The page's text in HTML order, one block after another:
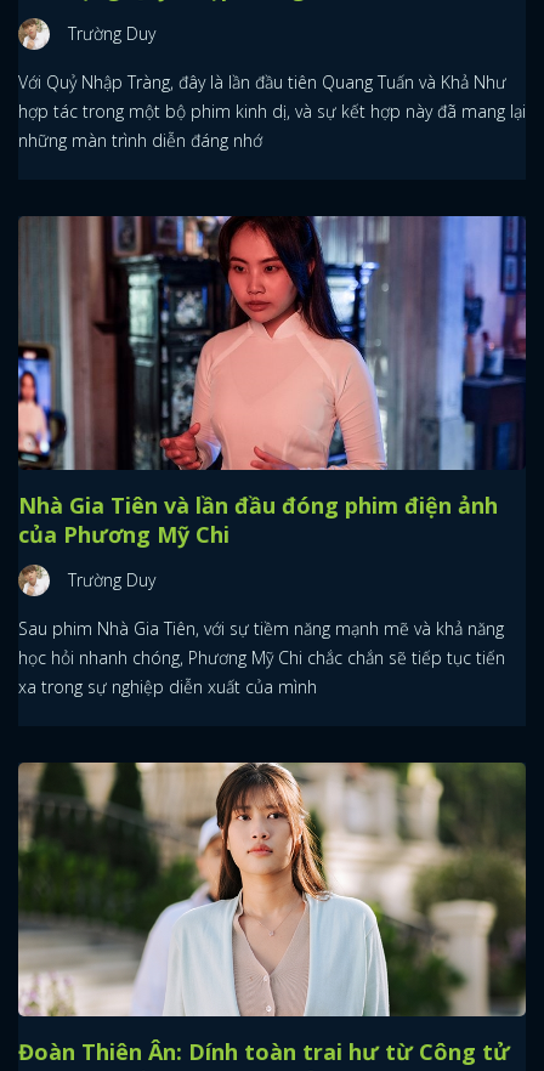
Trường Duy
Với Quỷ Nhập Tràng, đây là lần đầu tiên Quang Tuấn và Khả Như
hợp tác trong một bộ phim kinh dị, và sự kết hợp này đã mang lại
những màn trình diễn đáng nhớ
Nhà Gia Tiên và lần đầu đóng phim điện ảnh
của Phương Mỹ Chi
Trường Duy
Sau phim Nhà Gia Tiên, với sự tiềm năng mạnh mẽ và khả năng
học hỏi nhanh chóng, Phương Mỹ Chi chắc chắn sẽ tiếp tục tiến
xa trong sự nghiệp diễn xuất của mình
Đoàn Thiên Ân: Dính toàn trai hư từ Công tử